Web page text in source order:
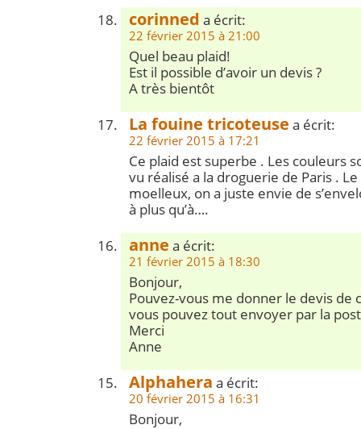
corinned a écrit:
22 février 2015 à 21:00
Quel beau plaid!
Est il possible d’avoir un devis ?
A très bientôt
La fouine tricoteuse a écrit:
22 février 2015 à 17:21
Ce plaid est superbe . Les couleurs
vu réalisé a la droguerie de Paris .
moelleux, on a juste envie de
à plus qu’à….
anne a écrit:
21 février 2015 à 18:30
Bonjour,
Pouvez-vous me donner le devis de
vous pouvez tout envoyer par la
Merci
Anne
Alphahera a écrit:
20 février 2015 à 16:31
Bonjour,